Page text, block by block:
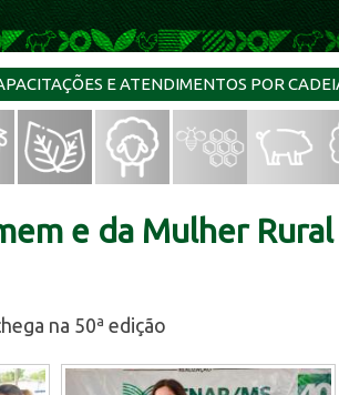
E ATENDIMENTOS POR
e da Mulher
na 50ª edição